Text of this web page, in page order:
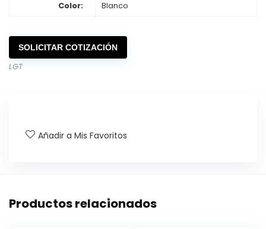
Color:
Blanco
SOLICITAR COTIZACIÓN
LGT
Añadir a Mis Favoritos
Productos relacionados